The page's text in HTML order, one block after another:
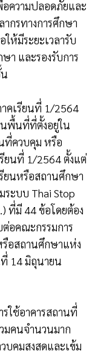
อความปลอดภัยและ
กรทางการศึกษา
ห้มีระยะเวลารับ
า และรองรับการ
าคเรียนที่ 1/2564
นพื้นที่ที่ตั้งอยู่ใน
ควบคุม หรือ
ยนที่ 1/2564 ตั้งแต่
ยนหรือสถานศึกษา
ะบบ Thai Stop
ที่มี 44 ข้อโดยต้อง
อคณะกรรมการ
รือสถานศึกษาแห่ง
14 มิถุนายน
ใช้อาคารสถานที่
มคนจำนวนมาก
คุมสูงสุดและเข้ม